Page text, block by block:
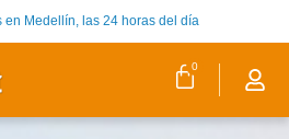
en Medellín, las 24 horas del día
0